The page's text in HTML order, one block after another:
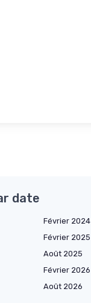
date
Février 2024
Février 2025
Août 2025
Février 2026
Août 2026